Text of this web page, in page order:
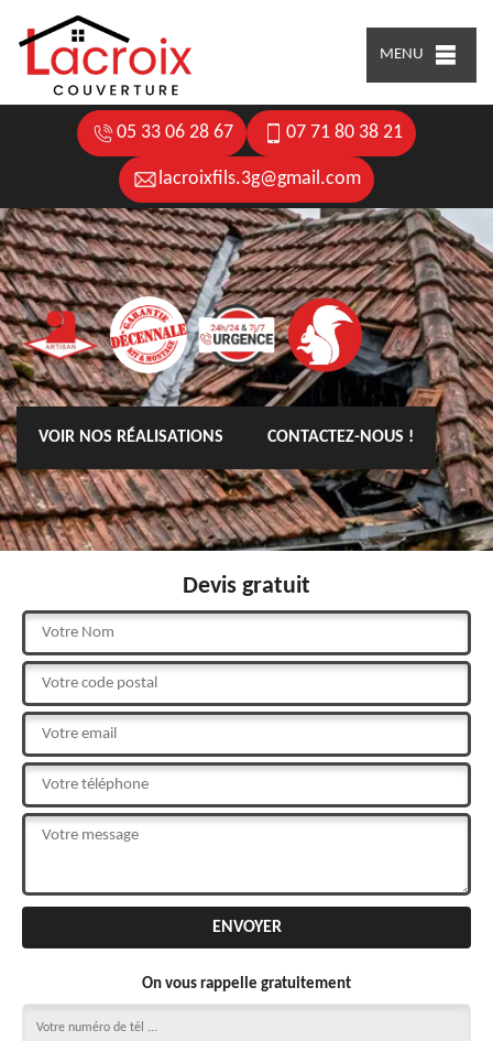
MENU
05 33 06 28 67 07 71 80 38 21
lacroixfils.3g@gmail.com
VOIR NOS RÉALISATIONS CONTACTEZ-NOUS !
Devis gratuit
On vous rappelle gratuitement